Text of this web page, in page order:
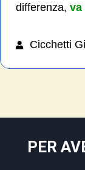
differenza, va
Cicchetti
PER